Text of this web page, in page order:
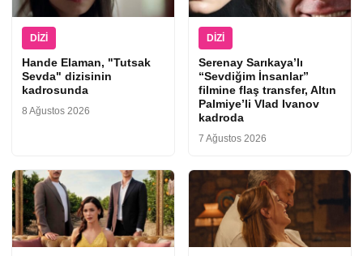
DIZI
Hande Elaman, "Tutsak
Sevda" dizisinin
kadrosunda
8 Ağustos 2026
DIZI
Serenay Sarıkaya’lı
“Sevdiğim İnsanlar”
filmine flaş transfer, Altın
Palmiye’li Vlad Ivanov
kadroda
7 Ağustos 2026